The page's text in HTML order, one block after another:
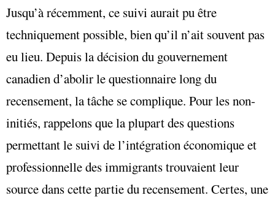
Jusqu’à récemment, ce suivi aurait pu être
techniquement possible, bien qu’il n’ait souvent pas
eu lieu. Depuis la décision du gouvernement
canadien d’abolir le questionnaire long du
recensement, la tâche se complique. Pour les non-
initiés, rappelons que la plupart des questions
permettant le suivi de l’intégration économique et
professionnelle des immigrants trouvaient leur
source dans cette partie du recensement. Certes, une